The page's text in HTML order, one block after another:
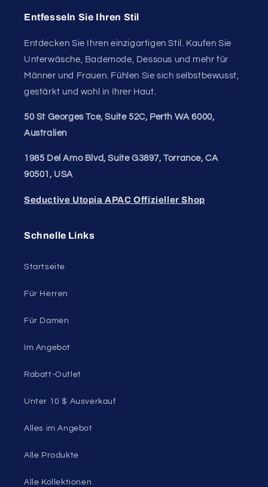
Entfesseln Sie Ihren Stil
Entdecken Sie Ihren einzigartigen Stil. Kaufen Sie
Unterwäsche, Bademode, Dessous und mehr für
Männer und Frauen. Fühlen Sie sich selbstbewusst,
gestärkt und wohl in Ihrer Haut.
50 St Georges Tce, Suite 52C, Perth WA 6000,
Australien
1985 Del Amo Blvd, Suite G3897, Torrance, CA
90501, USA
Seductive Utopia APAC Offizieller Shop
Schnelle Links
Startseite
Für Herren
Für Damen
Im Angebot
Rabatt-Outlet
Unter 10 $ Ausverkauf
Alles im Angebot
Alle Produkte
Alle Kollektionen